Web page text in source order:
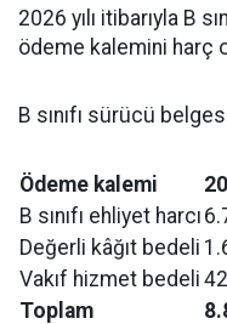
2026 yılı itibarıyla B
ödeme kalemini harç
B sınıfı sürücü
Ödeme kalemi
B sınıfı ehliyet harcı
Değerli kâğıt bedeli
Vakıf hizmet bedeli
Toplam